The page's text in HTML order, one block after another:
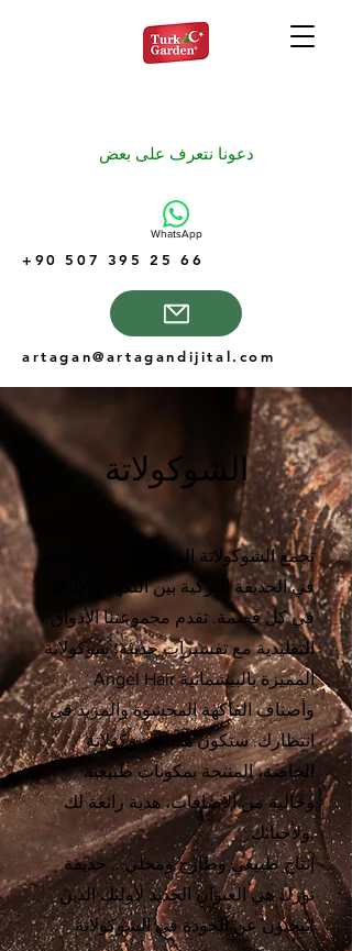
دعونا نتعرف على بعض
WhatsApp
+90 507 395 25 66
artagan@artagandijital.com
الشوكولاتة
تجمع الشوكولاتة المصنوعة يدويًا بعناية
في الحديقة التركية بين النكهة والأناقة
في كل قضمة. تقدم مجموعتنا الأذواق
التقليدية مع تفسيرات حديثة؛ شوكولاتة
Angel Hair المميزة بالبيشمانية
وأصناف الفاكهة المحشوة والمزيد في
انتظارك. ستكون هذه الشوكولاتة
الخاصة، المنتجة بمكونات طبيعية
وخالية من الإضافات، هدية رائعة لك
ولأحبائك.
إنتاج طبيعي وطازج ومحلي... حديقة
تورك هي العنوان الجديد لأولئك الذين
يبحثون عن الجودة في الشوكولاتة!